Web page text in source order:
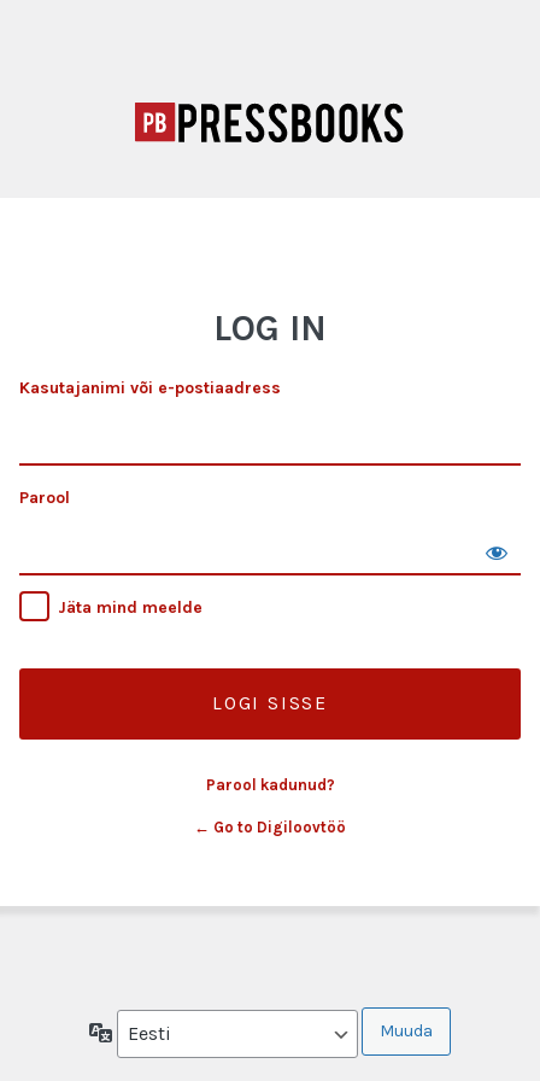
LOG IN
Kasutajanimi või e-postiaadress
Parool
Jäta mind meelde
Parool kadunud?
← Go to Digiloovtöö
Keel